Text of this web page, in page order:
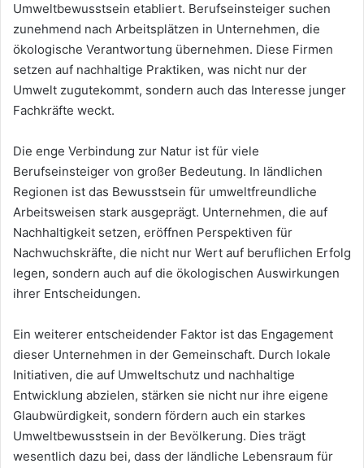
Umweltbewusstsein etabliert. Berufseinsteiger suchen
zunehmend nach Arbeitsplätzen in Unternehmen, die
ökologische Verantwortung übernehmen. Diese Firmen
setzen auf nachhaltige Praktiken, was nicht nur der
Umwelt zugutekommt, sondern auch das Interesse junger
Fachkräfte weckt.
Die enge Verbindung zur Natur ist für viele
Berufseinsteiger von großer Bedeutung. In ländlichen
Regionen ist das Bewusstsein für umweltfreundliche
Arbeitsweisen stark ausgeprägt. Unternehmen, die auf
Nachhaltigkeit setzen, eröffnen Perspektiven für
Nachwuchskräfte, die nicht nur Wert auf beruflichen Erfolg
legen, sondern auch auf die ökologischen Auswirkungen
ihrer Entscheidungen.
Ein weiterer entscheidender Faktor ist das Engagement
dieser Unternehmen in der Gemeinschaft. Durch lokale
Initiativen, die auf Umweltschutz und nachhaltige
Entwicklung abzielen, stärken sie nicht nur ihre eigene
Glaubwürdigkeit, sondern fördern auch ein starkes
Umweltbewusstsein in der Bevölkerung. Dies trägt
wesentlich dazu bei, dass der ländliche Lebensraum für